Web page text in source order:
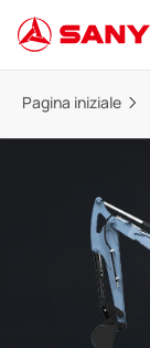
Pagina iniziale